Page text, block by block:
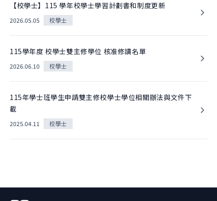
【校學士】115 學年校學士學習計劃書和制度更新
2026.05.05 校學士
115學年度 校學士雙主修學位 核准修讀名單
2026.06.10 校學士
115年學士班學生申請雙主修校學士學位相關辦法與文件下
載
2025.04.11 校學士